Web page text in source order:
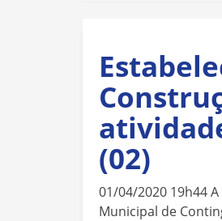
(02)
01/04/2020 19h44
Municipal de